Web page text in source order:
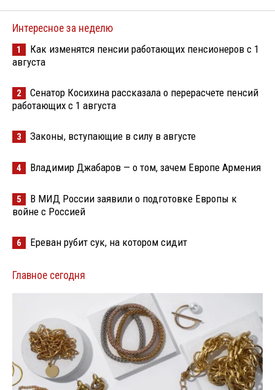
Интересное за неделю
1
Как изменятся пенсии работающих пенсионеров с 1
августа
2
Сенатор Косихина рассказала о перерасчете пенсий
работающих с 1 августа
3 Законы, вступающие в силу в августе
4 Владимир Джабаров — о том, зачем Европе Армения
5
В МИД России заявили о подготовке Европы к
войне с Россией
6 Ереван рубит сук, на котором сидит
Главное сегодня